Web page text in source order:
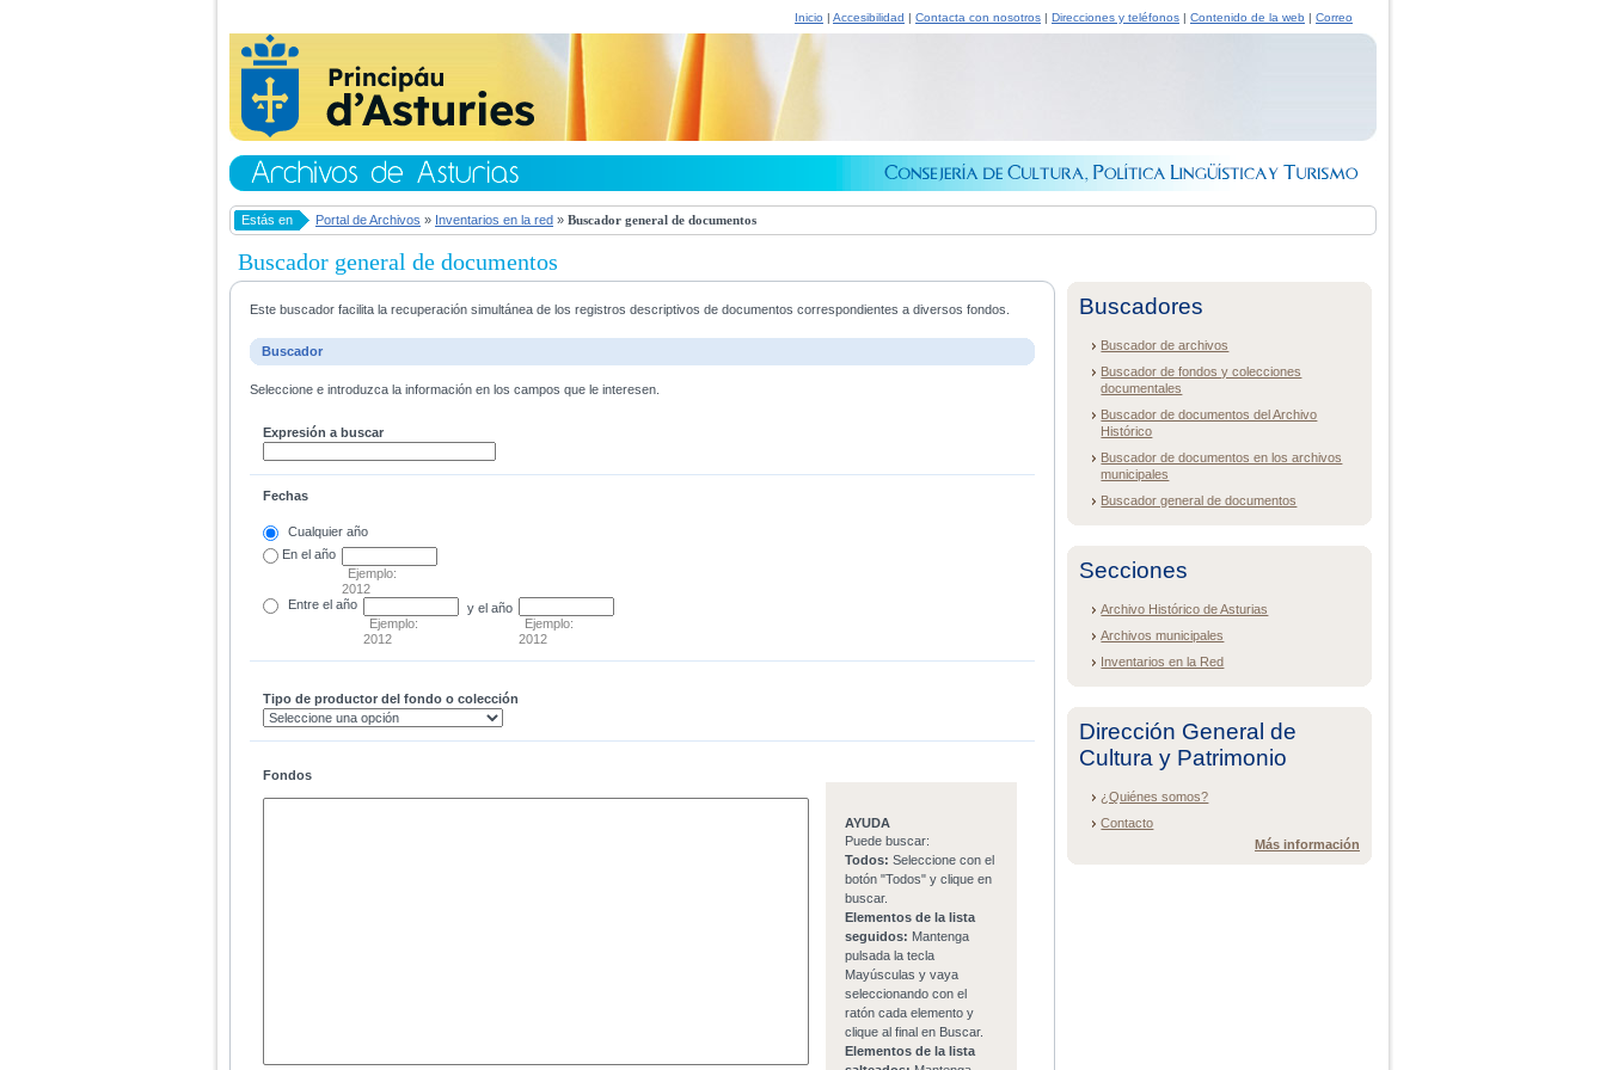
Inicio | Accesibilidad | Contacta con nosotros | Direcciones y teléfonos | Contenido de la web | Correo
Estás en Portal de Archivos » Inventarios en la red » Buscador general de documentos
Buscador general de documentos
Este buscador facilita la recuperación simultánea de los registros descriptivos de documentos correspondientes a diversos fondos.
Buscador
Seleccione e introduzca la información en los campos que le interesen.
Expresión a buscar
Fechas
Cualquier año
En el año
Ejemplo:
2012
Entre el año
Ejemplo:
2012
y el año
Ejemplo:
2012
Tipo de productor del fondo o colección
Fondos
AYUDA
Puede buscar:
Todos: Seleccione con el
botón "Todos" y clique en
buscar.
Elementos de la lista
seguidos: Mantenga
pulsada la tecla
Mayúsculas y vaya
seleccionando con el
ratón cada elemento y
clique al final en Buscar.
Elementos de la lista
Buscadores
Buscador de archivos
Buscador de fondos y colecciones
documentales
Buscador de documentos del Archivo
Histórico
Buscador de documentos en los archivos
municipales
Buscador general de documentos
Secciones
Archivo Histórico de Asturias
Archivos municipales
Inventarios en la Red
Dirección General de
Cultura y Patrimonio
¿Quiénes somos?
Contacto
Más información